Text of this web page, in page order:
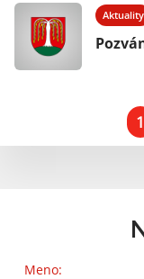
Aktuality
1
Meno: